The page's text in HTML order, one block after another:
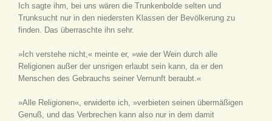
Ich sagte ihm, bei uns wären die Trunkenbolde selten und
Trunksucht nur in den niedersten Klassen der Bevölkerung zu
finden. Das überraschte ihn sehr.
»Ich verstehe nicht,« meinte er, »wie der Wein durch alle
Religionen außer der unsrigen erlaubt sein kann, da er den
Menschen des Gebrauchs seiner Vernunft beraubt.«
»Alle Religionen«, erwiderte ich, »verbieten seinen übermäßigen
Genuß, und das Verbrechen kann also nur in dem damit